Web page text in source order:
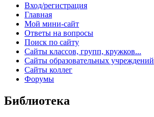
Вход/регистрация
Главная
Мой мини-сайт
Ответы на вопросы
Поиск по сайту
Сайты классов, групп, кружков...
Сайты образовательных учреждений
Сайты коллег
Форумы
Библиотека